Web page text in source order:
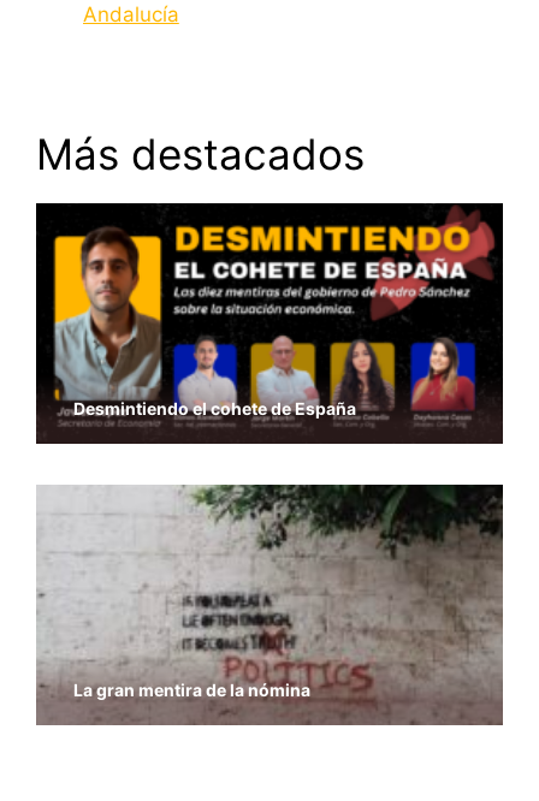
Andalucía
Más destacados
Desmintiendo el cohete de España
La gran mentira de la nómina
Economía y Libertad – Previsiones del PIB del
FMI